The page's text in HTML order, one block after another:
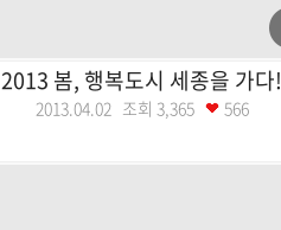
2013 봄, 행복도시 세종을 가다!
2013.04.02 조회 3,365 566